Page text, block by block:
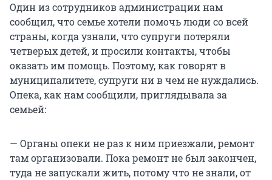
Один из сотрудников администрации нам
сообщил, что семье хотели помочь люди со всей
страны, когда узнали, что супруги потеряли
четверых детей, и просили контакты, чтобы
оказать им помощь. Поэтому, как говорят в
муниципалитете, супруги ни в чем не нуждались.
Опека, как нам сообщили, приглядывала за
семьей:
— Органы опеки не раз к ним приезжали, ремонт
там организовали. Пока ремонт не был закончен,
туда не запускали жить, потому что не знали, от